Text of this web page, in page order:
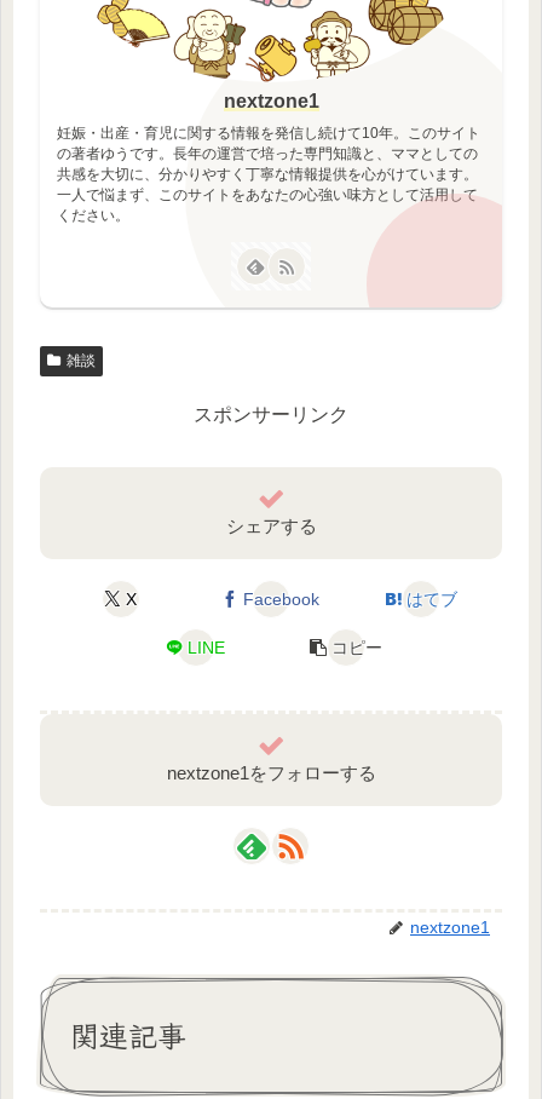
nextzone1
妊娠・出産・育児に関する情報を発信し続けて10年。このサイト
の著者ゆうです。長年の運営で培った専門知識と、ママとしての
共感を大切に、分かりやすく丁寧な情報提供を心がけています。
一人で悩まず、このサイトをあなたの心強い味方として活用して
ください。
雑談
スポンサーリンク
シェアする
X Facebook はてブ
LINE コピー
nextzone1をフォローする
nextzone1
関連記事